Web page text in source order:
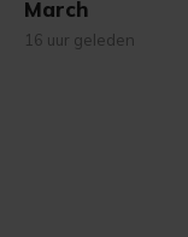
March
16 uur geleden